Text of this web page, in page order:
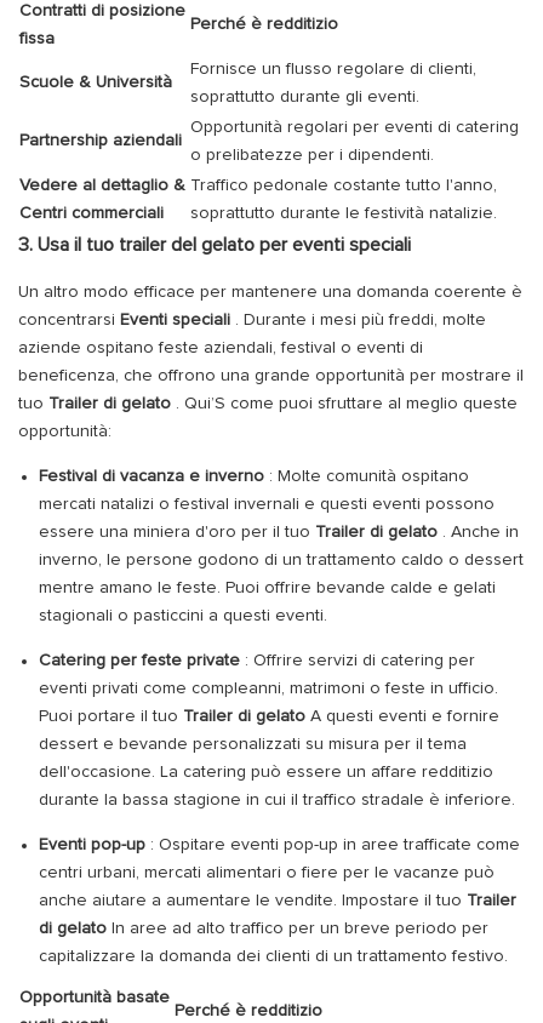
Contratti di posizione
fissa
Perché è redditizio
Scuole & Università
Fornisce un flusso regolare di clienti,
soprattutto durante gli eventi.
Partnership aziendali
Opportunità regolari per eventi di catering
o prelibatezze per i dipendenti.
Vedere al dettaglio &
Centri commerciali
Traffico pedonale costante tutto l'anno,
soprattutto durante le festività natalizie.
3. Usa il tuo trailer del gelato per eventi speciali
Un altro modo efficace per mantenere una domanda coerente è
concentrarsi Eventi speciali . Durante i mesi più freddi, molte
aziende ospitano feste aziendali, festival o eventi di
beneficenza, che offrono una grande opportunità per mostrare il
tuo Trailer di gelato . Qui’S come puoi sfruttare al meglio queste
opportunità:
Festival di vacanza e inverno : Molte comunità ospitano
mercati natalizi o festival invernali e questi eventi possono
essere una miniera d'oro per il tuo Trailer di gelato . Anche in
inverno, le persone godono di un trattamento caldo o dessert
mentre amano le feste. Puoi offrire bevande calde e gelati
stagionali o pasticcini a questi eventi.
Catering per feste private : Offrire servizi di catering per
eventi privati ​​come compleanni, matrimoni o feste in ufficio.
Puoi portare il tuo Trailer di gelato A questi eventi e fornire
dessert e bevande personalizzati su misura per il tema
dell'occasione. La catering può essere un affare redditizio
durante la bassa stagione in cui il traffico stradale è inferiore.
Eventi pop-up : Ospitare eventi pop-up in aree trafficate come
centri urbani, mercati alimentari o fiere per le vacanze può
anche aiutare a aumentare le vendite. Impostare il tuo Trailer
di gelato In aree ad alto traffico per un breve periodo per
capitalizzare la domanda dei clienti di un trattamento festivo.
Opportunità basate
Perché è redditizio